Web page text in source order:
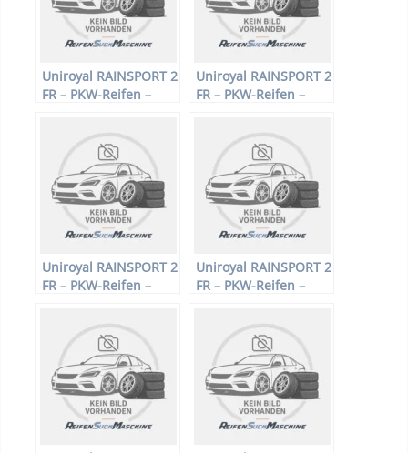
Uniroyal RAINSPORT 2
FR – PKW-Reifen –
Sommerreifen
Uniroyal RAINSPORT 2
FR – PKW-Reifen –
Sommerreifen
Uniroyal RAINSPORT 2
FR – PKW-Reifen –
Sommerreifen
Uniroyal RAINSPORT 2
FR – PKW-Reifen –
Sommerreifen